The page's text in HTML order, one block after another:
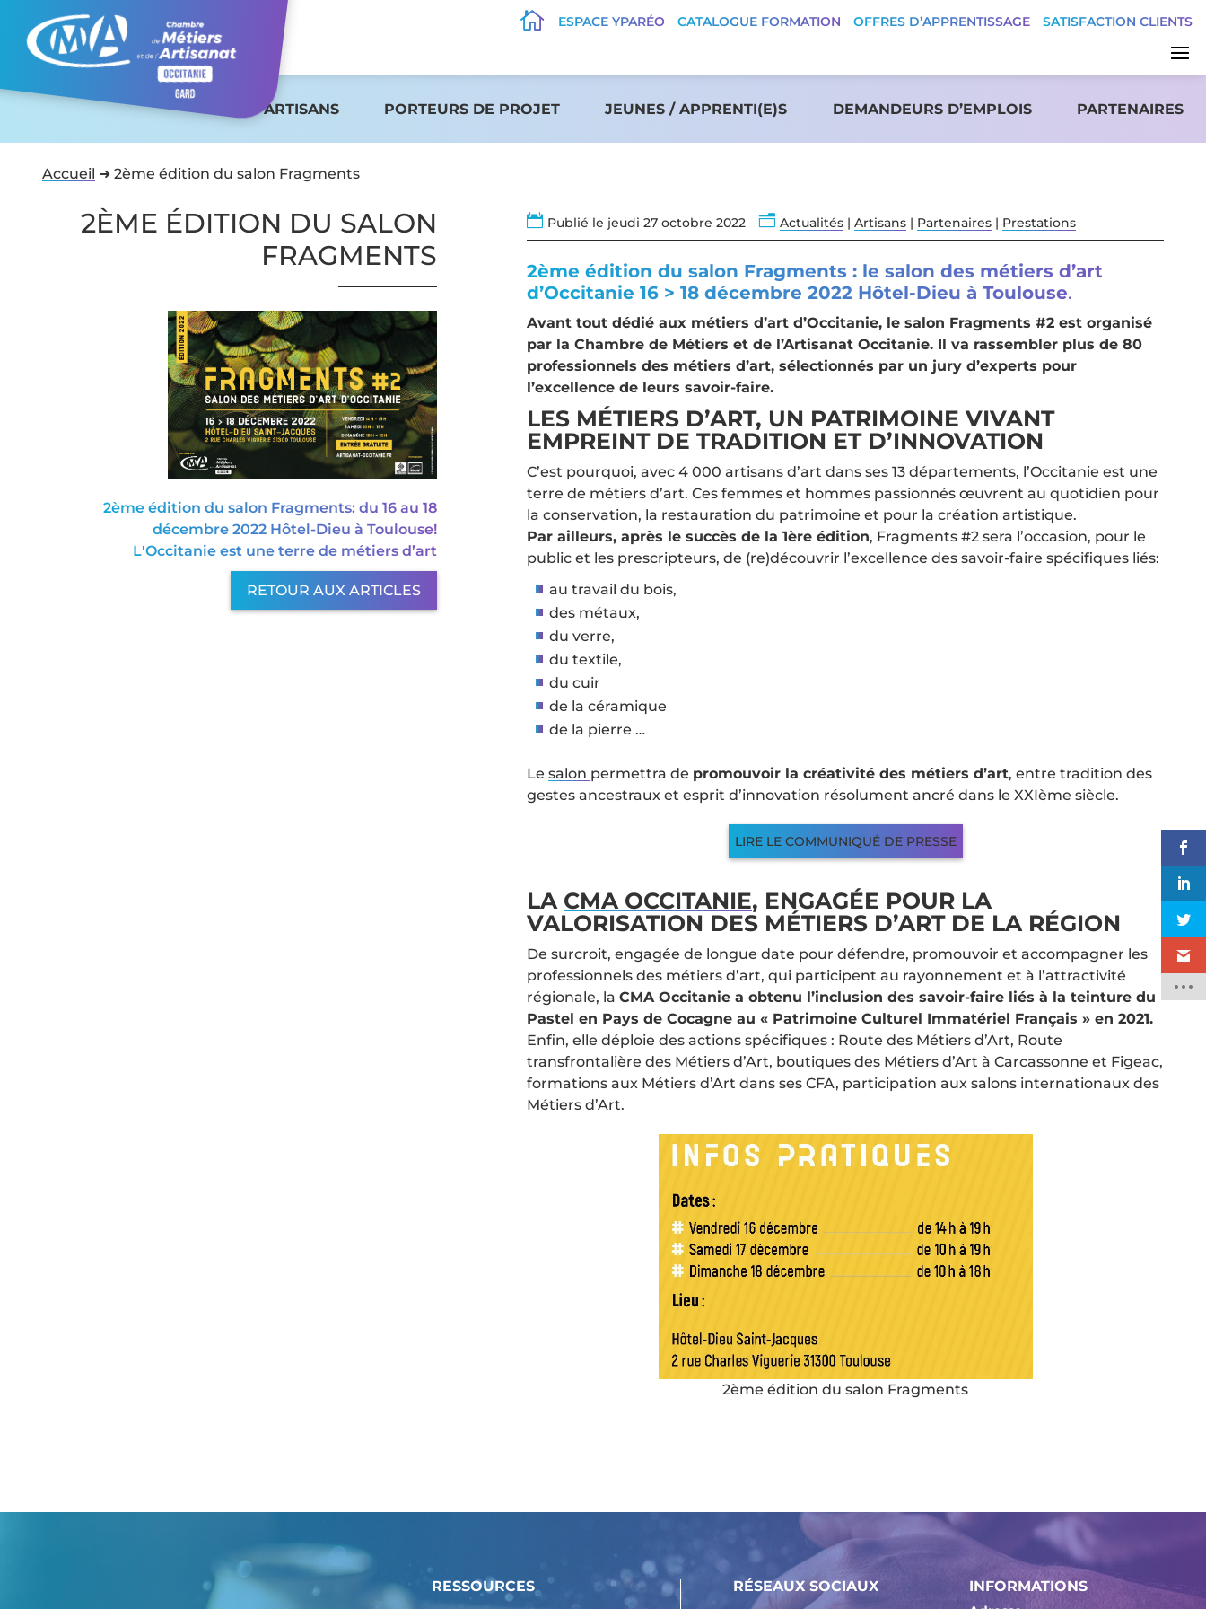
 ESPACE YPARÉO CATALOGUE FORMATION OFFRES D’APPRENTISSAGE SATISFACTION CLIENTS
ARTISANS PORTEURS DE PROJET JEUNES / APPRENTI(E)S DEMANDEURS D’EMPLOIS PARTENAIRES
Accueil ➜ 2ème édition du salon Fragments
2ÈME ÉDITION DU SALON
FRAGMENTS
2ème édition du salon Fragments: du 16 au 18
décembre 2022 Hôtel-Dieu à Toulouse!
L'Occitanie est une terre de métiers d’art
RETOUR AUX ARTICLES
 Publié le jeudi 27 octobre 2022 n Actualités | Artisans | Partenaires | Prestations
2ème édition du salon Fragments : le salon des métiers d’art
d’Occitanie 16 > 18 décembre 2022 Hôtel-Dieu à Toulouse.
Avant tout dédié aux métiers d’art d’Occitanie, le salon Fragments #2 est organisé
par la Chambre de Métiers et de l’Artisanat Occitanie. Il va rassembler plus de 80
professionnels des métiers d’art, sélectionnés par un jury d’experts pour
l’excellence de leurs savoir-faire.
LES MÉTIERS D’ART, UN PATRIMOINE VIVANT
EMPREINT DE TRADITION ET D’INNOVATION
C’est pourquoi, avec 4 000 artisans d’art dans ses 13 départements, l’Occitanie est une
terre de métiers d’art. Ces femmes et hommes passionnés œuvrent au quotidien pour
la conservation, la restauration du patrimoine et pour la création artistique.
Par ailleurs, après le succès de la 1ère édition, Fragments #2 sera l’occasion, pour le
public et les prescripteurs, de (re)découvrir l’excellence des savoir-faire spécifiques liés:
au travail du bois,
des métaux,
du verre,
du textile,
du cuir
de la céramique
de la pierre …
Le salon permettra de promouvoir la créativité des métiers d’art, entre tradition des
gestes ancestraux et esprit d’innovation résolument ancré dans le XXIème siècle.
LIRE LE COMMUNIQUÉ DE PRESSE
LA CMA OCCITANIE, ENGAGÉE POUR LA
VALORISATION DES MÉTIERS D’ART DE LA RÉGION
De surcroit, engagée de longue date pour défendre, promouvoir et accompagner les
professionnels des métiers d’art, qui participent au rayonnement et à l’attractivité
régionale, la CMA Occitanie a obtenu l’inclusion des savoir-faire liés à la teinture du
Pastel en Pays de Cocagne au « Patrimoine Culturel Immatériel Français » en 2021.
Enfin, elle déploie des actions spécifiques : Route des Métiers d’Art, Route
transfrontalière des Métiers d’Art, boutiques des Métiers d’Art à Carcassonne et Figeac,
formations aux Métiers d’Art dans ses CFA, participation aux salons internationaux des
Métiers d’Art.
2ème édition du salon Fragments
RESSOURCES RÉSEAUX SOCIAUX INFORMATIONS